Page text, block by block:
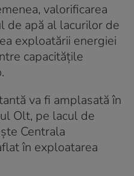
valorificarea
de apă al lacurilor de
exploatării energiei
capacitățile
va fi amplasată în
Olt, pe lacul de
Centrala
în exploatarea